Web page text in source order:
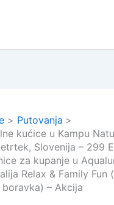
Putovanja
kućice u Kampu
Slovenija – 299
za kupanje u
Relax & Family
boravka) – Akcija